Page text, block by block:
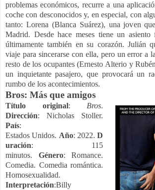
problemas económicos, recurre a una
coche con desconocidos y, en especial, con
tanto: Lorena (Blanca Suárez), una joven
Madrid. Desde hace meses tiene un
últimamente también en su corazón. Julián
viaje para sincerarse con ella, pero un error a
resto de los ocupantes (Ernesto Alterio y
un inquietante pasajero, que provocará un
rumbo de los acontecimientos.
Bros: Más que amigos
Título original: Bros.
Dirección: Nicholas Stoller.
País:
Estados Unidos. Año: 2022.D
uración: 115
minutos. Género: Romance.
Comedia. Comedia romántica.
Homosexualidad.
Interpretación:Billy